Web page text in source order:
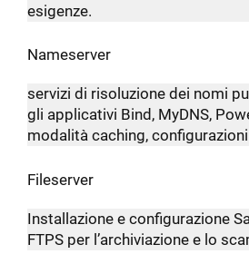
esigenze.
Nameserver
servizi di risoluzione dei nomi
gli applicativi Bind, MyDNS,
modalità caching,
Fileserver
Installazione e configurazione
FTPS per l’archiviazione e lo